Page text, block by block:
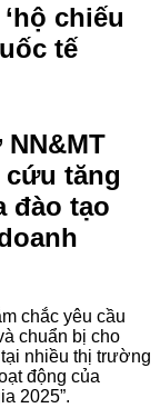
chiếu
tế
NN&MT
cứu tăng
đào tạo
chắc yêu cầu
chuẩn bị cho
nhiều thị trường
động của
2025”.